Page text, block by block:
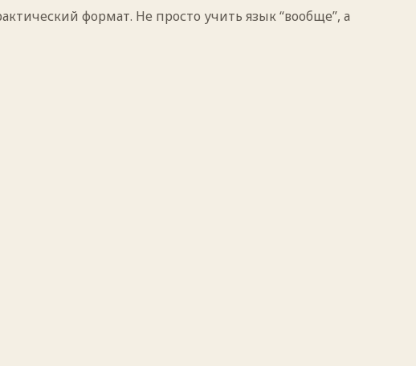
формат. Не просто учить язык “вообще”, а